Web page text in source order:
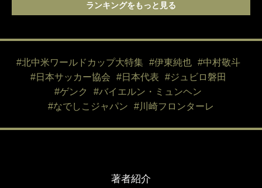
ランキングをもっと見る
#北中米ワールドカップ大特集 #伊東純也
#中村敬斗
#日本サッカー協会
#日本代表
#ジュビロ磐田
#ゲンク
#バイエルン・ミュンヘン
#なでしこジャパン
#川崎フロンターレ
著者紹介